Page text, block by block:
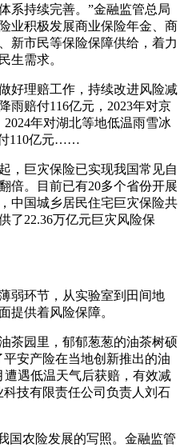
系持续完善。”金融监管总局
业积极发展商业保险年金、商
新市民等保险保障供给，着力
生需求。
好理赔工作，持续改进风险减
雨赔付116亿元，2023年对京
年对湖北等地低温雨雪冰
110亿元……
，巨灾保险已实现我国常见自
倍。目前已有20多个省份开展
中国城乡居民住宅巨灾保险共
了22.36万亿元巨灾风险保
弱环节，从实验室到田间地
提供着风险保障。
茶园里，郁郁葱葱的油茶树硕
安产险在当地创新推出的油
遇低温天气后获赔，有效减
技有限责任公司负责人刘石
国农险发展的写照。金融监管